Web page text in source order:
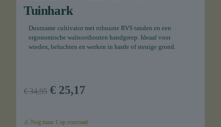
Tuinhark
Duurzame cultivator met robuuste RVS tanden en een
ergonomische walnoothouten handgreep. Ideaal voor
wieden, beluchten en werken in harde of stenige grond.
€34,95
Oorspronkelijke
€ 25,17
Huidige
1 op voorraad